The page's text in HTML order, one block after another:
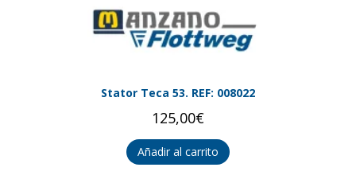
Stator Teca 53. REF: 008022
125,00€
Añadir al carrito